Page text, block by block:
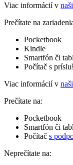
Viac informácií v
Prečítate na
Pocketbook
Kindle
Smartfón či
Počítač s
Viac informácií v
Prečítate na:
Pocketbook
Smartfón či
Počítač s
Neprečítate na: